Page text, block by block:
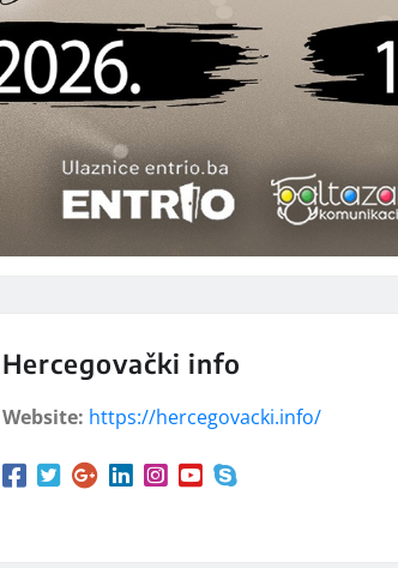
Hercegovački info
Website: https://hercegovacki.info/